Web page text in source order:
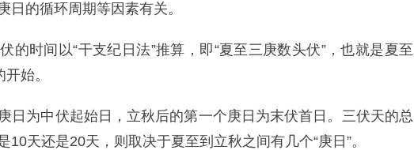
日的循环周期等因素有关。
的时间以“干支纪日法”推算，即“夏至三庚数头伏”，也就是夏至
始。
日为中伏起始日，立秋后的第一个庚日为末伏首日。三伏天的总
天还是20天，则取决于夏至到立秋之间有几个“庚日”。